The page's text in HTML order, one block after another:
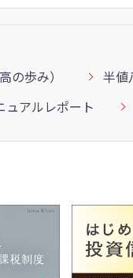
の歩み）
半値
ュアルレポート